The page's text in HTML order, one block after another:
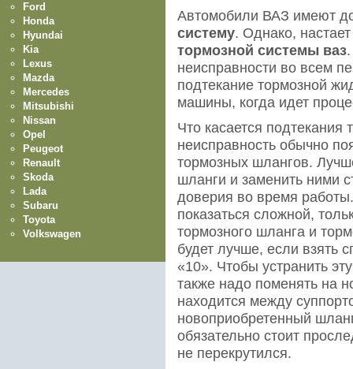
Автомобили ВАЗ имеют
систему. Однако,
тормозной системы ваз
неисправности во всем
подтекание тормозной
машины, когда идет
Что касается подтекания
неисправность обычно
тормозных шлангов.
шланги и заменить ними
доверия во время
показаться сложной,
тормозного шланга и
будет лучше, если взять
«10». Чтобы устранить
также надо поменять на
находится между
новоприобретенный
обязательно стоит
не перекрутился.
Ford
Honda
Hyundai
Kia
Lexus
Mazda
Mercedes
Mitsubishi
Nissan
Opel
Peugeot
Renault
Skoda
Lada
Subaru
Toyota
Volkswagen